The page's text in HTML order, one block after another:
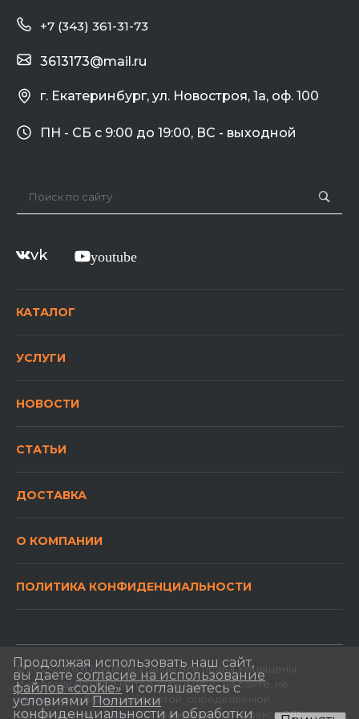
+7 (343) 361-31-73
г. Екатеринбург, ул. Новостроя, 1а, оф. 100
3613173@mail.ru
ПН - СБ с 9:00 до 19:00, ВС - выходной
vk youtube
КАТАЛОГ
УСЛУГИ
НОВОСТИ
СТАТЬИ
ДОСТАВКА
О КОМПАНИИ
ПОЛИТИКА КОНФИДЕНЦИАЛЬНОСТИ
© 2012-2026 «Прицепы Урала» Все права защищены.
Информационные материалы и цены на сайте, не
являются публичной офертой, определяемой
положениями Статьи 437 Гражданского кодекса РФ.
Продолжая использовать наш сайт,
вы даете согласие на использование
файлов «cookie» и соглашаетесь с
условиямиПолитики
конфиденциальности и обработки